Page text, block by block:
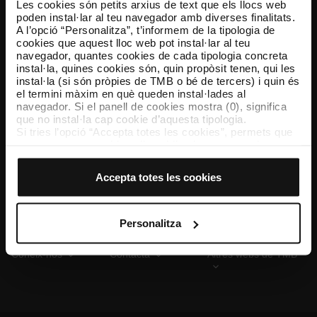
Les cookies són petits arxius de text que els llocs web
poden instal·lar al teu navegador amb diverses finalitats.
A l’opció “Personalitza”, t’informem de la tipologia de
cookies que aquest lloc web pot instal·lar al teu
navegador, quantes cookies de cada tipologia concreta
instal·la, quines cookies són, quin propòsit tenen, qui les
instal·la (si són pròpies de TMB o bé de tercers) i quin és
el termini màxim en què queden instal·lades al
navegador. Si el panell de cookies mostra (0), significa
que no instal·la cap cookie d’aquesta tipologia.
Si tries l’opció “Accepta totes les cookies”, permets que
El selector que es troba a la dreta de cada tipologia de
cookies d’aquella classe.
Un cop hagis marcat les teves preferències, has de fer
clic sobre “Selecciona i configura”. Així, s’instal·laran
només les cookies de la tipologia que hagis seleccionat
personalització, perquè permeten recordar les teves
opcions de navegació (com ara l’idioma) i milloren la teva
Accepta totes les cookies
Personalitza
TMB App
Descarrega’t TMB App i compra els teus bitllets
App Store Google Play
Coneix-nos Contacta Altres webs de TMB